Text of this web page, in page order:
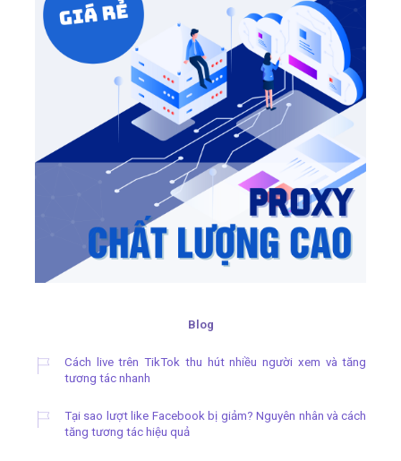
Blog
Cách live trên TikTok thu hút nhiều người xem và tăng
tương tác nhanh
Tại sao lượt like Facebook bị giảm? Nguyên nhân và cách
tăng tương tác hiệu quả